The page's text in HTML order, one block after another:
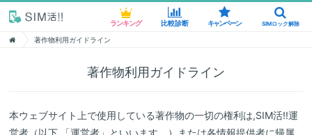
ランキング 比較診断 キャンペーン SIMロック解除
著作物利用ガイドライン
著作物利用ガイドライン
本ウェブサイト上で使用している著作物の一切の権利は,SIM活!!運
営者（以下,「運営者」といいます。）または各情報提供者に帰属